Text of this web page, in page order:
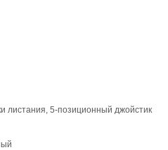
листания, 5-позиционный джойстик